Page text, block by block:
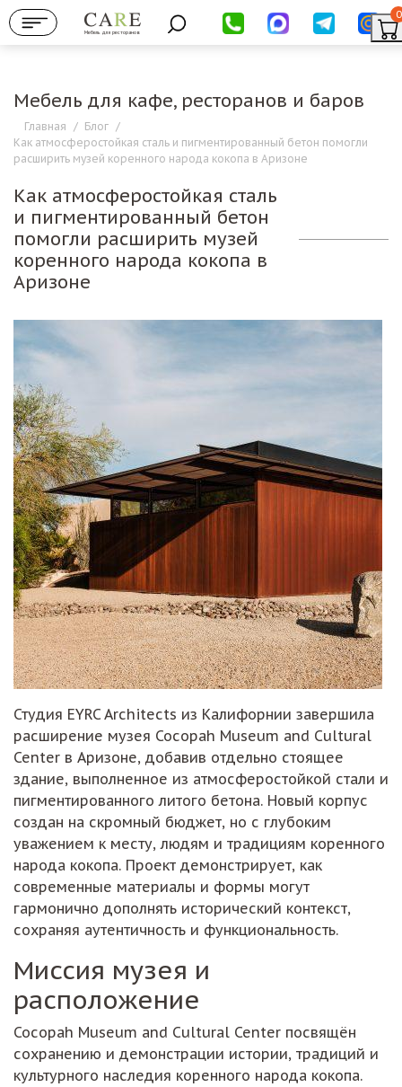
Мебель для ресторанов
0
Мебель для кафе, ресторанов и баров
Главная / Блог /
Как атмосферостойкая сталь и пигментированный бетон помогли
расширить музей коренного народа кокопа в Аризоне
Как атмосферостойкая сталь
и пигментированный бетон
помогли расширить музей
коренного народа кокопа в
Аризоне
Студия EYRC Architects из Калифорнии завершила
расширение музея Cocopah Museum and Cultural
Center в Аризоне, добавив отдельно стоящее
здание, выполненное из атмосферостойкой стали и
пигментированного литого бетона. Новый корпус
создан на скромный бюджет, но с глубоким
уважением к месту, людям и традициям коренного
народа кокопа. Проект демонстрирует, как
современные материалы и формы могут
гармонично дополнять исторический контекст,
сохраняя аутентичность и функциональность.
Миссия музея и
расположение
Cocopah Museum and Cultural Center посвящён
сохранению и демонстрации истории, традиций и
культурного наследия коренного народа кокопа.